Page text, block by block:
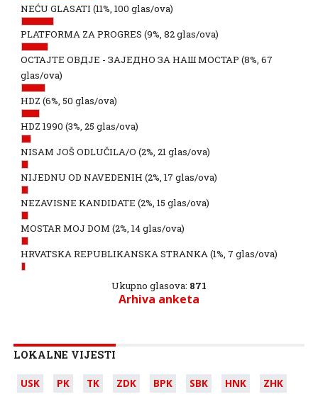
NEĆU GLASATI (11%, 100 glas/ova)
PLATFORMA ZA PROGRES (9%, 82 glas/ova)
ОСТАЈТЕ ОВДЈЕ - ЗАЈЕДНО ЗА НАШ МОСТАР (8%, 67
glas/ova)
HDZ (6%, 50 glas/ova)
HDZ 1990 (3%, 25 glas/ova)
NISAM JOŠ ODLUČILA/O (2%, 21 glas/ova)
NIJEDNU OD NAVEDENIH (2%, 17 glas/ova)
NEZAVISNE KANDIDATE (2%, 15 glas/ova)
MOSTAR MOJ DOM (2%, 14 glas/ova)
HRVATSKA REPUBLIKANSKA STRANKA(1%, 7 glas/ova)
Ukupno glasova: 871
Arhiva anketa
LOKALNE VIJESTI
USK PK TK ZDK BPK SBK HNK
ZHK